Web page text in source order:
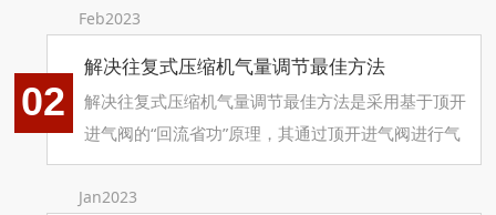
例，其制冷设备一般使用盐水机组，用丙烯做制冷剂
直接生产设备，有为生产工艺及环境降温的工业制冷
设备，设备数量和品类的增加，势必会增加厂房内安
全隐患，如不定期排查工业制冷设备，就会出现：
Feb2023
02
解决往复式压缩机气量调节最佳方法
解决往复式压缩机气量调节最佳方法是采用基于顶开
进气阀的“回流省功”原理，其通过顶开进气阀进行气
量调节，在往复式压缩机进气过程结束后利用外力强
制顶开进气阀，实现气量无级调节和节能的效果。
Jan2023